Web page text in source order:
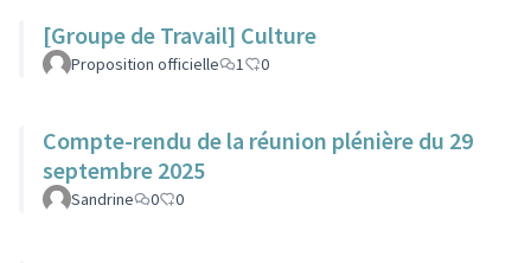
[Groupe de Travail] Culture
Proposition officielle 1 0
Compte-rendu de la réunion plénière du 29
septembre 2025
Sandrine 0 0